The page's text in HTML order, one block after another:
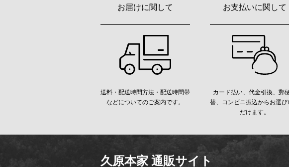
お届けに関して
送料・配送時間方法・配送時間帯
などについてのご案内です。
お支払いに関して
カード払い、代金引換、郵
替、コンビニ振込からお選び
だけます。
久原本家 通販サイト